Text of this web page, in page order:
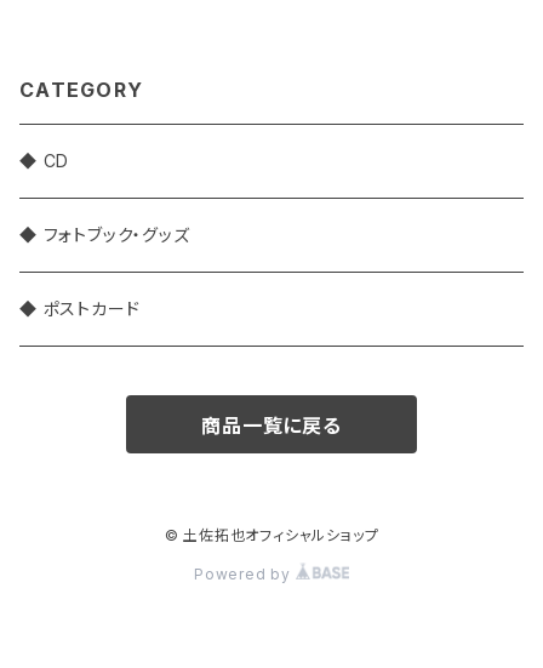
CATEGORY
◆ CD
◆ フォトブック・グッズ
◆ ポストカード
商品一覧に戻る
© 土佐拓也オフィシャルショップ
Powered by